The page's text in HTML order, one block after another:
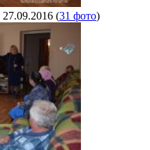
27.09.2016 (31 фото)